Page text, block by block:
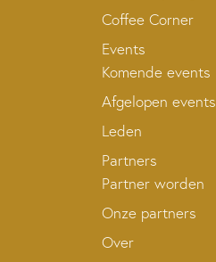
Coffee Corner
Events
Komende events
Afgelopen events
Leden
Partners
Partner worden
Onze partners
Over